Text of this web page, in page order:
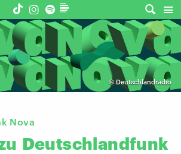
© Deutschlandradio
Nova
Deutschlandfunk